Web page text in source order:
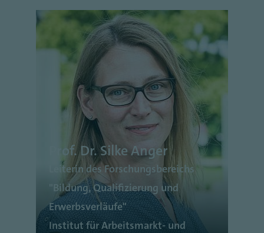
Prof. Dr. Silke Anger
Leiterin des Forschungsbereichs
"Bildung, Qualifizierung und
Erwerbsverläufe"
Institut für Arbeitsmarkt- und